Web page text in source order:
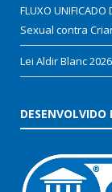
FLUXO
Sexual contra
Lei Aldir Blanc 2026
DESENVOLVIDO